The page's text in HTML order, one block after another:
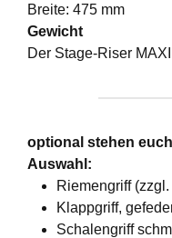
Breite: 475 mm
Gewicht
Der Stage-Riser
optional stehen
Auswahl:
Riemengriff
Klappgriff,
Schalengriff